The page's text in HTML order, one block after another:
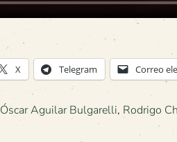
X Telegram Correo
Óscar Aguilar Bulgarelli, Rodrigo